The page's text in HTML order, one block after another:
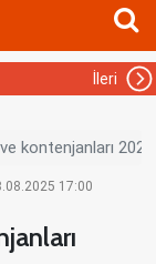
İleri
kontenjanları
17:00